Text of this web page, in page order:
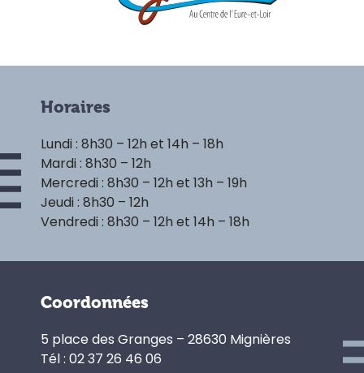
Horaires
Lundi : 8h30 – 12h et 14h – 18h
Mardi : 8h30 – 12h
Mercredi : 8h30 – 12h et 13h – 19h
Jeudi : 8h30 – 12h
Vendredi : 8h30 – 12h et 14h – 18h
Coordonnées
5 place des Granges – 28630 Mignières
Tél : 02 37 26 46 06